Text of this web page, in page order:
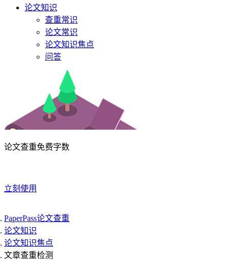
论文知识
查重常识
论文常识
论文知识焦点
问答
论文查重免费字数
立刻使用
PaperPass论文查重
论文知识
论文知识焦点
文章查重检测